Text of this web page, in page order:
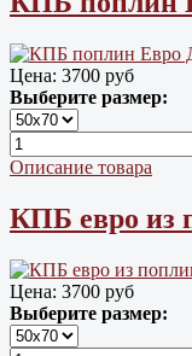
Цена: 3700 руб
Выберите размер:
Описание товара
КПБ евро из
Цена: 3700 руб
Выберите размер: